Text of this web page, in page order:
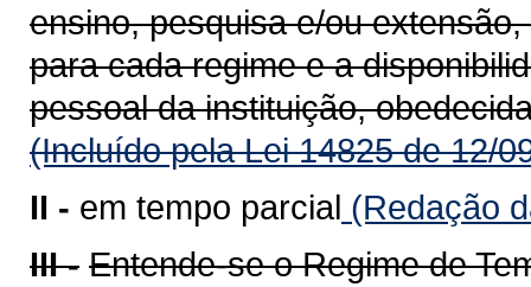
ensino, pesquisa e/ou
para cada regime e a
pessoal da instituição,
(Incluído pela Lei 14825 de 12/
II - em tempo parcial (Redação
III - Entende-se o Regime de